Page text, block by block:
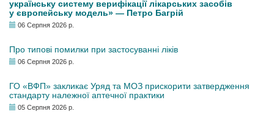
українську систему верифікації лікарських засобів
у європейську модель» — Петро Багрій
06 Серпня 2026 р.
Про типові помилки при застосуванні ліків
06 Серпня 2026 р.
ГО «ВФП» закликає Уряд та МОЗ прискорити затвердження
стандарту належної аптечної практики
05 Серпня 2026 р.